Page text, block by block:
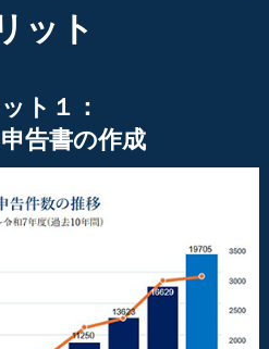
ット
ト１：
告書の作成